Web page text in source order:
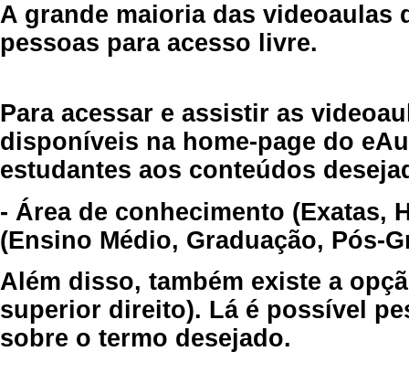
A grande maioria das videoaulas
pessoas para acesso livre.
Para acessar e assistir as
disponíveis na home-page do
estudantes aos conteúdos
- Área de conhecimento (Exatas,
(Ensino Médio, Graduação, Pós-
Além disso, também existe a
superior direito). Lá é possível
sobre o termo desejado.